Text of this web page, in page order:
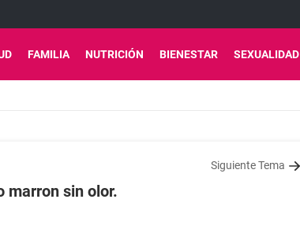
FAMILIA NUTRICIÓN BIENESTAR SEXUALIDAD
Siguiente Tema
marron sin olor.